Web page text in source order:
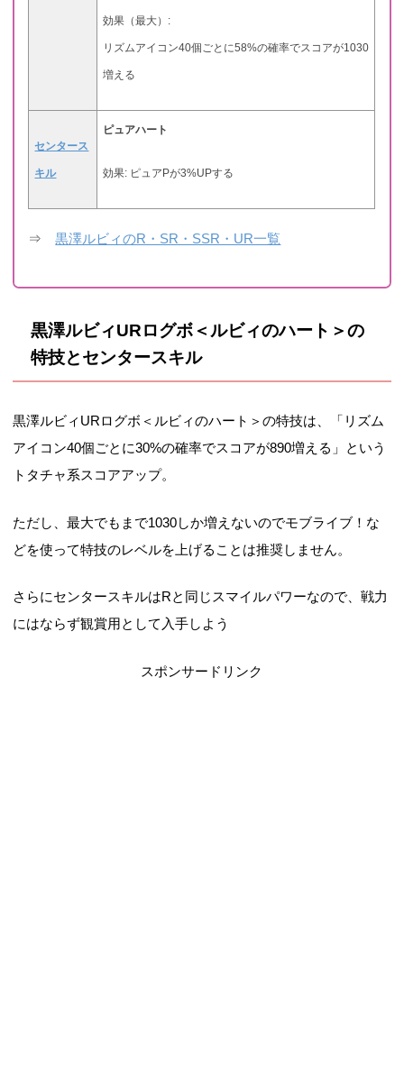
効果（最大）:
リズムアイコン40個ごとに58%の確率でスコアが1030
増える
センタース
キル
ピュアハート
効果: ピュアPが3%UPする
⇒黒澤ルビィのR・SR・SSR・UR一覧
黒澤ルビィURログボ＜ルビィのハート＞の
特技とセンタースキル
黒澤ルビィURログボ＜ルビィのハート＞の特技は、「リズム
アイコン40個ごとに30%の確率でスコアが890増える」という
トタチャ系スコアアップ。
ただし、最大でもまで1030しか増えないのでモブライブ！な
どを使って特技のレベルを上げることは推奨しません。
さらにセンタースキルはRと同じスマイルパワーなので、戦力
にはならず観賞用として入手しよう
スポンサードリンク